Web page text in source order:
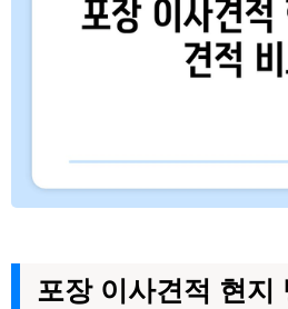
포장 이사견적 현지